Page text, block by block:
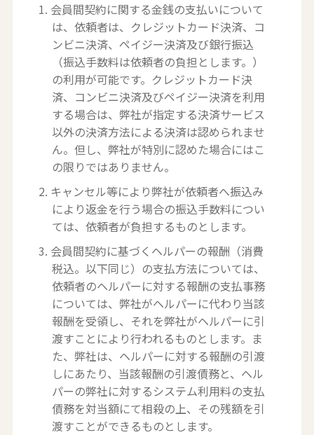
1. 会員間契約に関する金銭の支払いについて
は、依頼者は、クレジットカード決済、コ
ンビニ決済、ペイジー決済及び銀行振込
（振込手数料は依頼者の負担とします。）
の利用が可能です。クレジットカード決
済、コンビニ決済及びペイジー決済を利用
する場合は、弊社が指定する決済サービス
以外の決済方法による決済は認められませ
ん。但し、弊社が特別に認めた場合にはこ
の限りではありません。
2. キャンセル等により弊社が依頼者へ振込み
により返金を行う場合の振込手数料につい
ては、依頼者が負担するものとします。
3. 会員間契約に基づくヘルパーの報酬（消費
税込。以下同じ）の支払方法については、
依頼者のヘルパーに対する報酬の支払事務
については、弊社がヘルパーに代わり当該
報酬を受領し、それを弊社がヘルパーに引
渡すことにより行われるものとします。ま
た、弊社は、ヘルパーに対する報酬の引渡
しにあたり、当該報酬の引渡債務と、ヘル
パーの弊社に対するシステム利用料の支払
債務を対当額にて相殺の上、その残額を引
渡すことができるものとします。